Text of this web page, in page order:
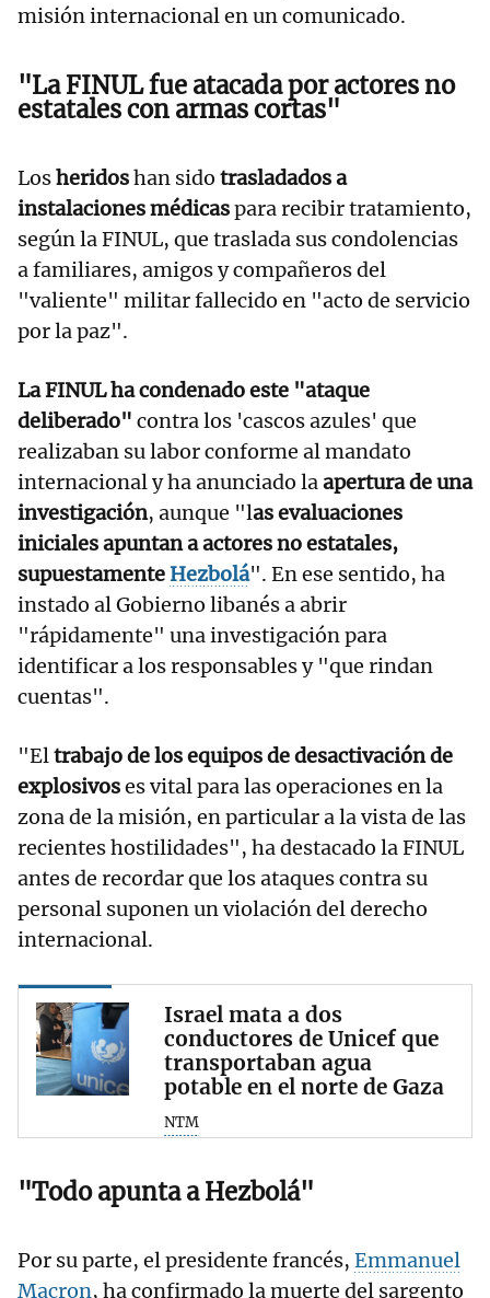
misión internacional en un comunicado.
"La FINUL fue atacada por actores no
estatales con armas cortas"
Losheridoshan sido trasladados a
instalaciones médicaspara recibir tratamiento,
según la FINUL, que traslada sus condolencias
a familiares, amigos y compañeros del
"valiente" militar fallecido en "acto de servicio
por la paz".
La FINUL ha condenado este "ataque
deliberado" contra los 'cascos azules' que
realizaban su labor conforme al mandato
internacional yha anunciado laapertura de una
investigación, aunque "las evaluaciones
iniciales apuntan a actores no estatales,
supuestamente Hezbolá". En ese sentido, ha
instado al Gobierno libanés a abrir
"rápidamente" una investigación para
identificar a los responsables y "que rindan
cuentas".
"Eltrabajo de los equipos de desactivación de
explosivoses vital para las operaciones en la
zona de la misión, en particular a la vista de las
recientes hostilidades", ha destacado la FINUL
antes de recordar que los ataques contra su
personal suponen un violación del derecho
internacional.
Israel mata a dos
conductores de Unicef que
transportaban agua
potable en el norte de Gaza
NTM
"Todo apunta a Hezbolá"
Por su parte, el presidente francés, Emmanuel
Macron, ha confirmado la muerte del sargento